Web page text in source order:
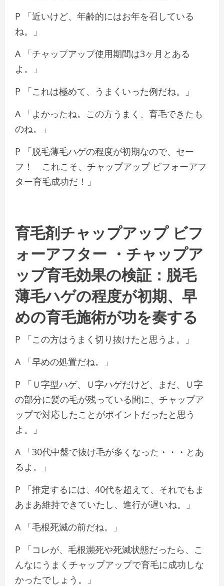
P 「近いけど、年齢的にはお年を召している
ね。」
A 「チャップアップ使用期間は3ヶ月とある
よ。」
P 「これは極めて、うまくいった例だね。」
A 「よかったね。この方うまく、育毛できたも
のね。」
P 「脱毛薄毛ハゲの程度が初期なので、セー
フ！ これこそ、チャップアップ ビフォーアフ
ター育毛成功だ！」
育毛剤チャップアップ ビフ
ォーアフター ・チャップア
ップ育毛効果の検証：脱毛
薄毛ハゲの程度が初期、早
めの育毛施術が功を奏する
P 「この方はうまく切り抜けたと思うよ。」
A 「早めの処置だね。」
P 「Ｕ字型ハゲ、Ｕ字ハゲだけど、まだ、Ｕ字
の部分に髪の毛が残っている間に、チャップア
ップで対応したことがポイントだったと思う
よ。」
A 「30代中盤で抜け毛が多くなった・・・とあ
るよ。」
P 「推定するには、40代を超えて、それでもま
あまあ維持できていたし、進行が遅いね。」
A 「毛根死滅の前だね。」
P 「コレが、毛根瀕死や死滅状態だったら、こ
んなにうまくチャップアップで育毛に成功しな
かったでしょう。」